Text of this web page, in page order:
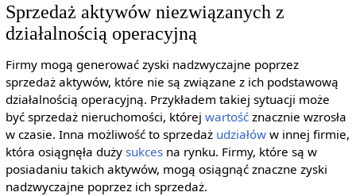
Sprzedaż aktywów niezwiązanych z
działalnością operacyjną
Firmy mogą generować zyski nadzwyczajne poprzez
sprzedaż aktywów, które nie są związane z ich podstawową
działalnością operacyjną. Przykładem takiej sytuacji może
być sprzedaż nieruchomości, której wartośćznacznie wzrosła
w czasie. Inna możliwość to sprzedaż udziałóww innej firmie,
która osiągnęła duży sukcesna rynku. Firmy, które są w
posiadaniu takich aktywów, mogą osiągnąć znaczne zyski
nadzwyczajne poprzez ich sprzedaż.